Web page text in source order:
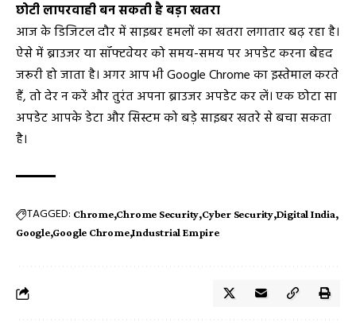
छोटी लापरवाही बन सकती है बड़ा खतरा
आज के डिजिटल दौर में साइबर हमलों का खतरा लगातार बढ़ रहा है।
ऐसे में ब्राउजर या सॉफ्टवेयर को समय-समय पर अपडेट करना बेहद
जरूरी हो जाता है। अगर आप भी Google Chrome का इस्तेमाल करते
हैं, तो देर न करें और तुरंत अपना ब्राउजर अपडेट कर लें। एक छोटा सा
अपडेट आपके डेटा और सिस्टम को बड़े साइबर खतरे से बचा सकता
है।
TAGGED: Chrome Chrome Security Cyber Security Digital India
Google Google Chrome Industrial Empire